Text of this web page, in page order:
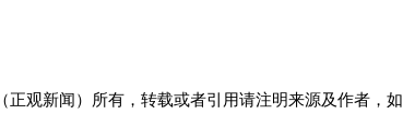
观新闻）所有，转载或者引用请注明来源及作者，如